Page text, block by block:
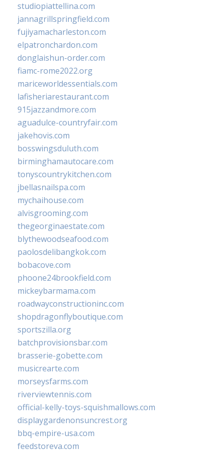
studiopiattellina.com
jannagrillspringfield.com
fujiyamacharleston.com
elpatronchardon.com
donglaishun-order.com
fiamc-rome2022.org
mariceworldessentials.com
lafisheriarestaurant.com
915jazzandmore.com
aguadulce-countryfair.com
jakehovis.com
bosswingsduluth.com
birminghamautocare.com
tonyscountrykitchen.com
jbellasnailspa.com
mychaihouse.com
alvisgrooming.com
thegeorginaestate.com
blythewoodseafood.com
paolosdelibangkok.com
bobacove.com
phoone24brookfield.com
mickeybarmama.com
roadwayconstructioninc.com
shopdragonflyboutique.com
sportszilla.org
batchprovisionsbar.com
brasserie-gobette.com
musicrearte.com
morseysfarms.com
riverviewtennis.com
official-kelly-toys-squishmallows.com
displaygardenonsuncrest.org
bbq-empire-usa.com
feedstoreva.com